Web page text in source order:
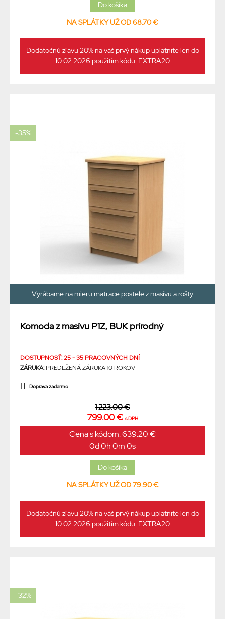
NA SPLÁTKY UŽ OD 68.70 €
Dodatočnú zľavu 20% na váš prvý nákup uplatnite len do
10.02.2026 použitím kódu: EXTRA20
-35%
Vyrábame na mieru matrace postele z masívu a rošty
Komoda z masívu P1Z, BUK prírodný
DOSTUPNOSŤ: 25 - 35 PRACOVNÝCH DNÍ
ZÁRUKA:PREDLŽENÁ ZÁRUKA 10 ROKOV
Doprava zadarmo
1 223.00 €
799.00 € s DPH
Cena s kódom: 639.20 €
0d 0h 0m 0s
NA SPLÁTKY UŽ OD 79.90 €
Dodatočnú zľavu 20% na váš prvý nákup uplatnite len do
10.02.2026 použitím kódu: EXTRA20
-32%